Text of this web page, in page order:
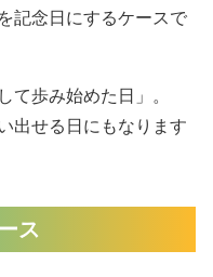
記念日にするケースで
て歩み始めた日」。
出せる日にもなります
ス